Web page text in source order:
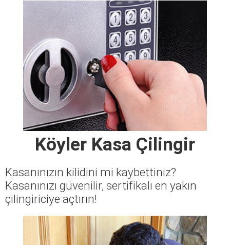
Köyler Kasa Çilingir
Kasanınızın kilidini mi kaybettiniz?
Kasanınızı güvenilir, sertifikalı en yakın
çilingiriciye açtırın!